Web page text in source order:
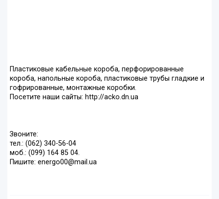
Пластиковые кабельные короба, перфорированные
короба, напольные короба, пластиковые трубы гладкие и
гофрированные, монтажные коробки.
Посетите наши сайты: http://acko.dn.ua
Звоните:
тел.: (062) 340-56-04
моб.: (099) 164 85 04.
Пишите: energo00@mail.ua